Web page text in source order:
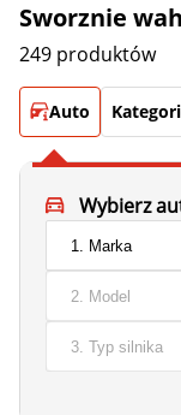
Sworznie
249 produktów
Auto
Wybierz